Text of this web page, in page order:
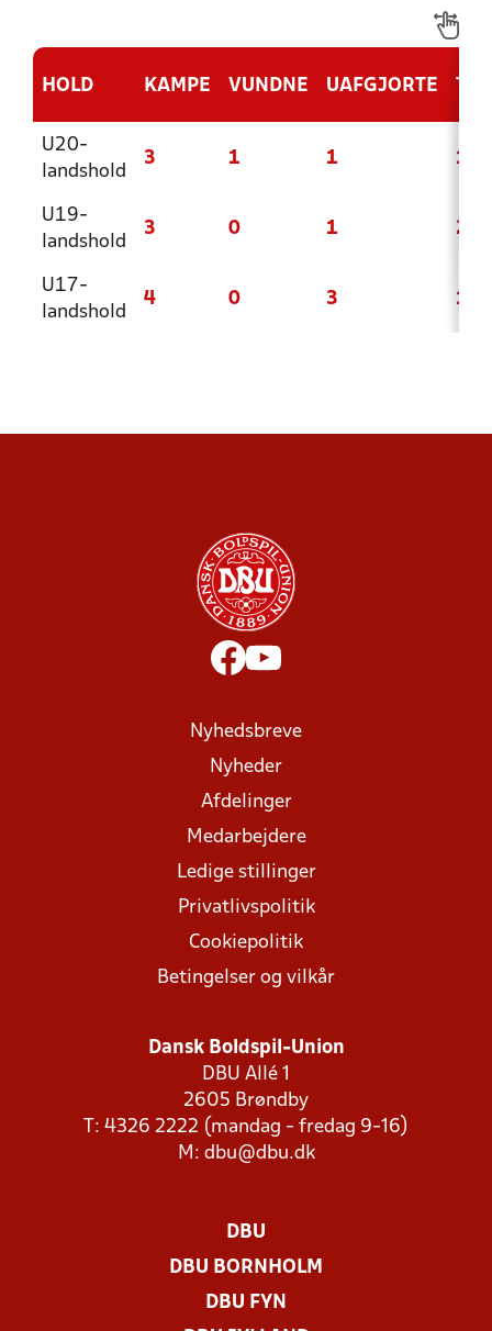
HOLD KAMPE VUNDNE UAFGJORTE
U20-
landshold
3 1 1 1
U19-
landshold
3 0 1 2
U17-
landshold
4 0 3 1
Nyhedsbreve
Nyheder
Afdelinger
Medarbejdere
Ledige stillinger
Privatlivspolitik
Cookiepolitik
Betingelser og vilkår
Dansk Boldspil-Union
DBU Allé 1
2605 Brøndby
T: 4326 2222 (mandag - fredag 9-16)
M: dbu@dbu.dk
DBU
DBU BORNHOLM
DBU FYN